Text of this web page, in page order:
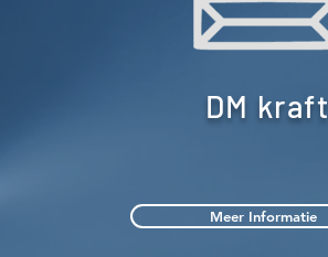
DM kraft
Meer Informatie